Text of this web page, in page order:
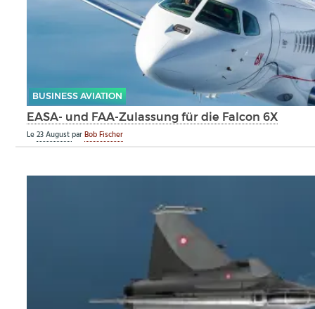
BUSINESS AVIATION
EASA- und FAA-Zulassung für die Falcon 6X
Le23 AugustparBob Fischer